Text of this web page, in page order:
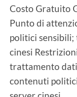
Costo Gratuito
Punto di
politici
cinesi
trattamento dati
contenuti